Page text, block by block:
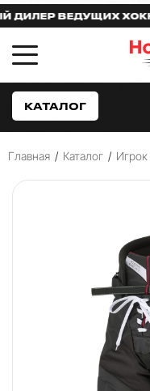
ВЕДУЩИХ
КАТАЛОГ
Главная / Каталог / Игрок